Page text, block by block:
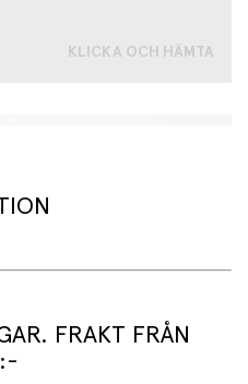
KLICKA OCH HÄMTA
är 1 meter fullt
FRAKT FRÅN